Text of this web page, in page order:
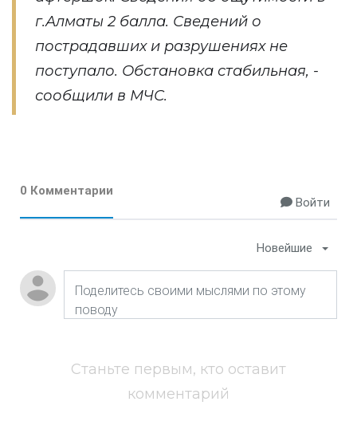
г.Алматы 2 балла. Сведений о
пострадавших и разрушениях не
поступало. Обстановка стабильная, -
сообщили в МЧС.
0 Комментарии
Войти
Новейшие
Станьте первым, кто оставит
комментарий